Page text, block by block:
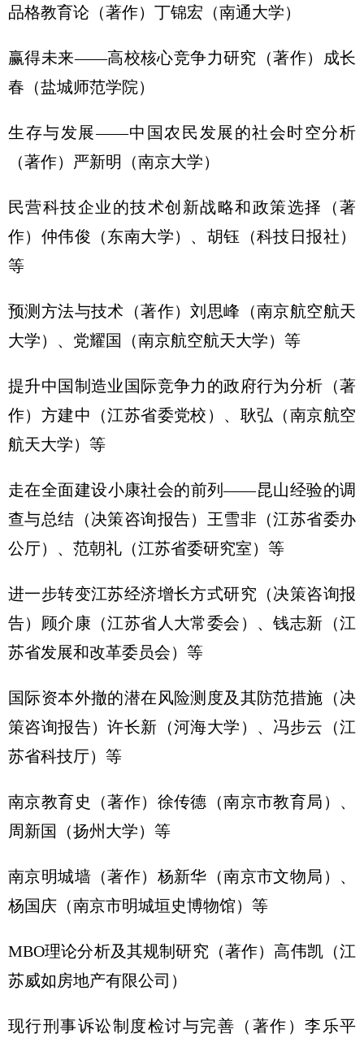
品格教育论（著作）丁锦宏（南通大学）
赢得未来——高校核心竞争力研究（著作）成长
春（盐城师范学院）
生存与发展——中国农民发展的社会时空分析
（著作）严新明（南京大学）
民营科技企业的技术创新战略和政策选择（著
作）仲伟俊（东南大学）、胡钰（科技日报社）
等
预测方法与技术（著作）刘思峰（南京航空航天
大学）、党耀国（南京航空航天大学）等
提升中国制造业国际竞争力的政府行为分析（著
作）方建中（江苏省委党校）、耿弘（南京航空
航天大学）等
走在全面建设小康社会的前列——昆山经验的调
查与总结（决策咨询报告）王雪非（江苏省委办
公厅）、范朝礼（江苏省委研究室）等
进一步转变江苏经济增长方式研究（决策咨询报
告）顾介康（江苏省人大常委会）、钱志新（江
苏省发展和改革委员会）等
国际资本外撤的潜在风险测度及其防范措施（决
策咨询报告）许长新（河海大学）、冯步云（江
苏省科技厅）等
南京教育史（著作）徐传德（南京市教育局）、
周新国（扬州大学）等
南京明城墙（著作）杨新华（南京市文物局）、
杨国庆（南京市明城垣史博物馆）等
MBO理论分析及其规制研究（著作）高伟凯（江
苏威如房地产有限公司）
现行刑事诉讼制度检讨与完善（著作）李乐平